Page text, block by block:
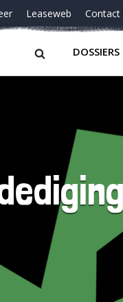
Leaseweb Contact
DOSSIERS